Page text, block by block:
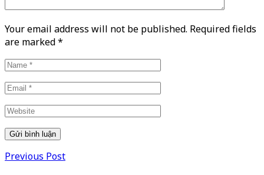
Your email address will not be published. Required fields
are marked*
Previous Post